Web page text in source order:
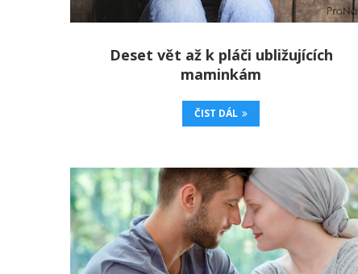
Deset vět až k pláči ubližujících
maminkám
ČIST DÁL